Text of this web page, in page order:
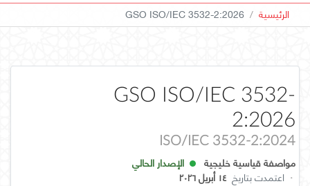
الرئيسية GSO ISO/IEC 3532-2:2026
GSO ISO/IEC 3532-
2:2026
ISO/IEC 3532-2:2024
مواصفة قياسية خليجية
الإصدار الحالي
· اعتمدت بتاريخ ١٤ أبريل ٢٠٢٦